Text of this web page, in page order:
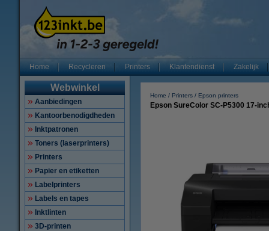
Home Recycleren Printers Klantendienst Zakelijk
Webwinkel
Aanbiedingen
Kantoorbenodigdheden
Inktpatronen
Toners (laserprinters)
Printers
Papier en etiketten
Labelprinters
Labels en tapes
Inktlinten
3D-printen
Home Printers Epson printers
Epson SureColor SC-P5300 17-